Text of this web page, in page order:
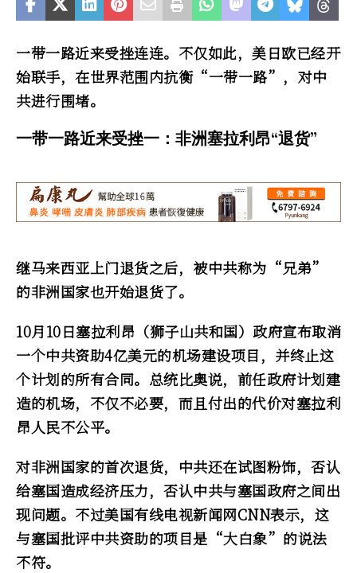
一带一路近来受挫连连。不仅如此，美日欧已经开
始联手，在世界范围内抗衡“一带一路”，对中
共进行围堵。
一带一路近来受挫一：非洲塞拉利昂“退货”
继马来西亚上门退货之后，被中共称为“兄弟”
的非洲国家也开始退货了。
10月10日塞拉利昂（狮子山共和国）政府宣布取消
一个中共资助4亿美元的机场建设项目，并终止这
个计划的所有合同。总统比奥说，前任政府计划建
造的机场，不仅不必要，而且付出的代价对塞拉利
昂人民不公平。
对非洲国家的首次退货，中共还在试图粉饰，否认
给塞国造成经济压力，否认中共与塞国政府之间出
现问题。不过美国有线电视新闻网CNN表示，这
与塞国批评中共资助的项目是“大白象”的说法
不符。